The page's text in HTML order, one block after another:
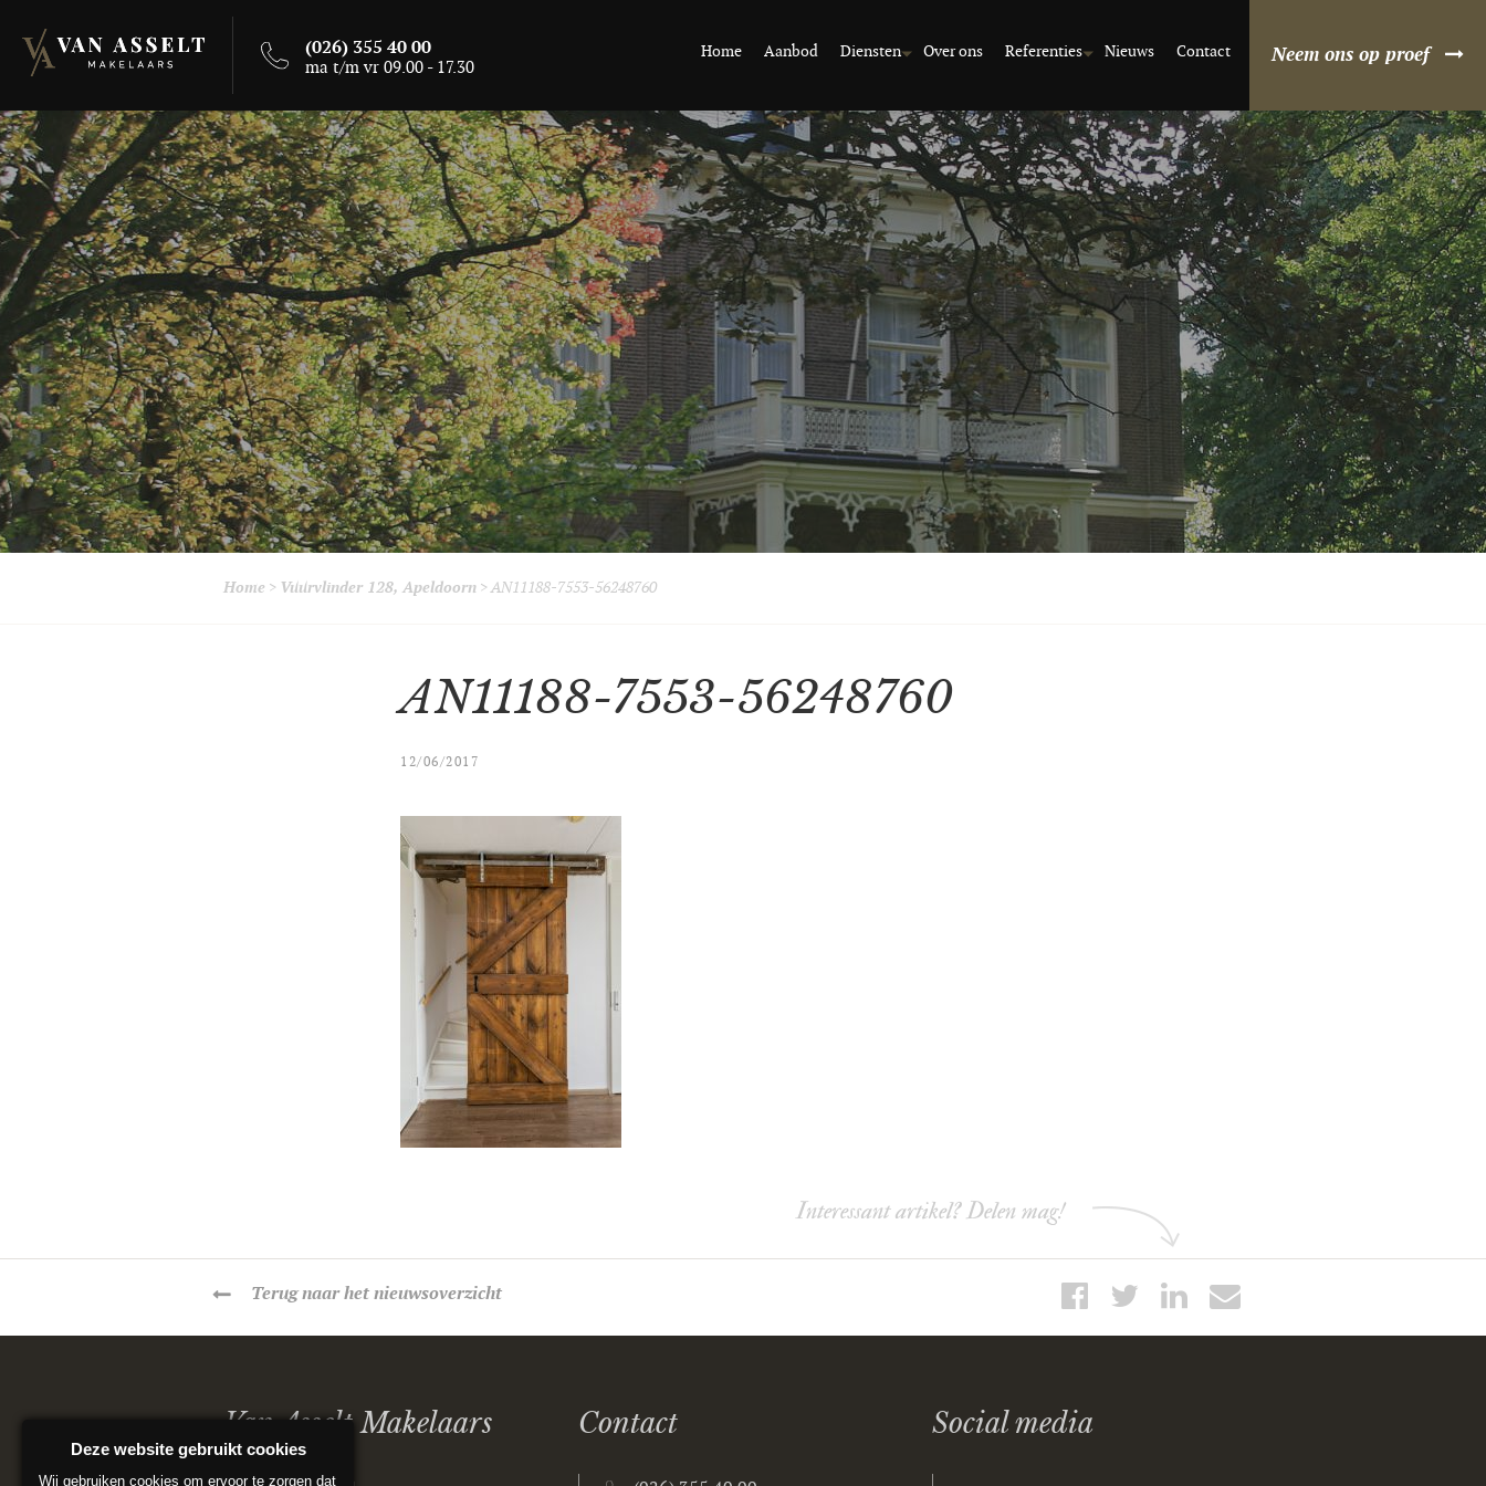
(026) 355 40 00
ma t/m vr 09.00 - 17.30
Home Aanbod Diensten Over ons Referenties Nieuws Contact Neem ons op proef
Home > Vuurvlinder 128, Apeldoorn >AN11188-7553-56248760
AN11188-7553-56248760
12/06/2017
Interessant artikel? Delen mag!
Terugnaar het nieuwsoverzicht
Van Asselt Makelaars Contact Social media
Deze website gebruikt cookies
Wij gebruiken cookies om ervoor te zorgen dat